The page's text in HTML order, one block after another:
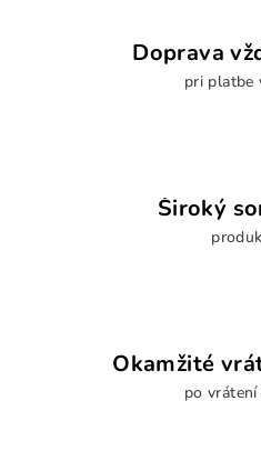
Doprava
pri platbe
Široký
Okamžité
po